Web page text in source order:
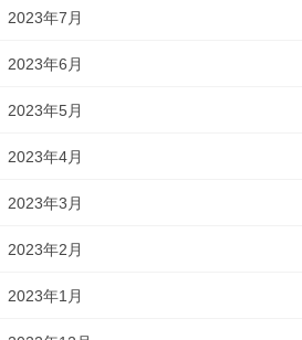
2023年7月
2023年6月
2023年5月
2023年4月
2023年3月
2023年2月
2023年1月